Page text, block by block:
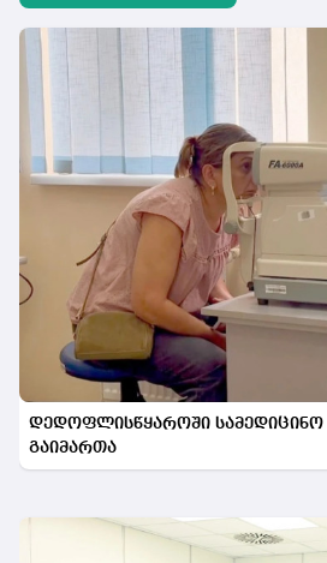
დედოფლისწყაროში სამედიცინო
გაიმართა